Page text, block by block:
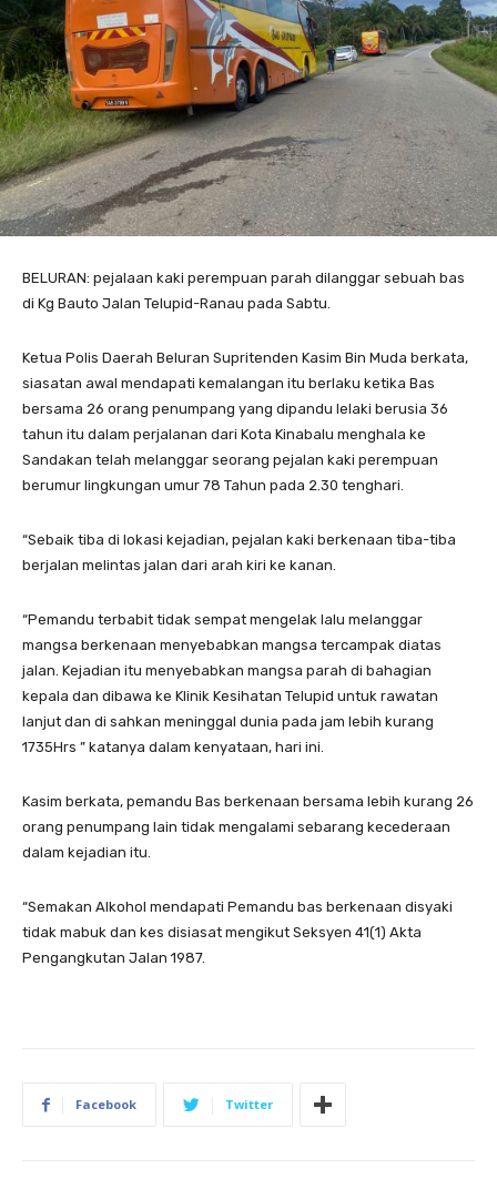
BELURAN: pejalaan kaki perempuan parah dilanggar sebuah bas
di Kg Bauto Jalan Telupid-Ranau pada Sabtu.
Ketua Polis Daerah Beluran Supritenden Kasim Bin Muda berkata,
siasatan awal mendapati kemalangan itu berlaku ketika Bas
bersama 26 orang penumpang yang dipandu lelaki berusia 36
tahun itu dalam perjalanan dari Kota Kinabalu menghala ke
Sandakan telah melanggar seorang pejalan kaki perempuan
berumur lingkungan umur 78 Tahun pada 2.30 tenghari.
“Sebaik tiba di lokasi kejadian, pejalan kaki berkenaan tiba-tiba
berjalan melintas jalan dari arah kiri ke kanan.
“Pemandu terbabit tidak sempat mengelak lalu melanggar
mangsa berkenaan menyebabkan mangsa tercampak diatas
jalan. Kejadian itu menyebabkan mangsa parah di bahagian
kepala dan dibawa ke Klinik Kesihatan Telupid untuk rawatan
lanjut dan di sahkan meninggal dunia pada jam lebih kurang
1735Hrs ” katanya dalam kenyataan, hari ini.
Kasim berkata, pemandu Bas berkenaan bersama lebih kurang 26
orang penumpang lain tidak mengalami sebarang kecederaan
dalam kejadian itu.
“Semakan Alkohol mendapati Pemandu bas berkenaan disyaki
tidak mabuk dan kes disiasat mengikut Seksyen 41(1) Akta
Pengangkutan Jalan 1987.
Facebook Twitter